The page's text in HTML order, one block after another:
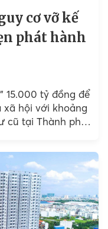
cơ vỡ kế
phát hành
15.000 tỷ đồng để
hội với khoảng
cũ tại Thành phố